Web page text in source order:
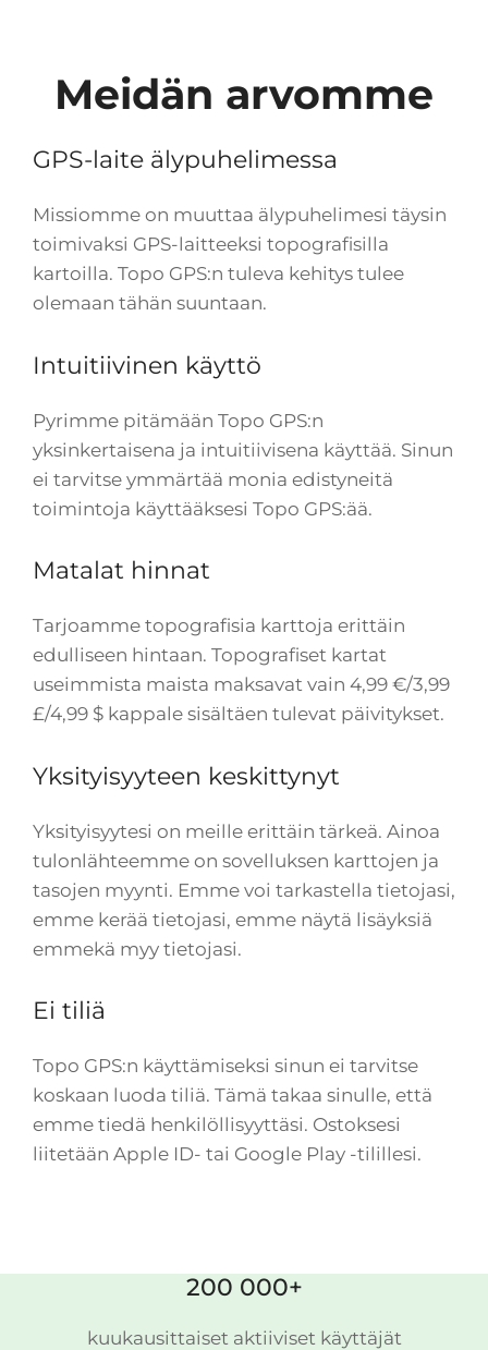
Meidän arvomme
GPS-laite älypuhelimessa
Missiomme on muuttaa älypuhelimesi täysin
toimivaksi GPS-laitteeksi topografisilla
kartoilla. Topo GPS:n tuleva kehitys tulee
olemaan tähän suuntaan.
Intuitiivinen käyttö
Pyrimme pitämään Topo GPS:n
yksinkertaisena ja intuitiivisena käyttää. Sinun
ei tarvitse ymmärtää monia edistyneitä
toimintoja käyttääksesi Topo GPS:ää.
Matalat hinnat
Tarjoamme topografisia karttoja erittäin
edulliseen hintaan. Topografiset kartat
useimmista maista maksavat vain 4,99 €/3,99
£/4,99 $ kappale sisältäen tulevat päivitykset.
Yksityisyyteen keskittynyt
Yksityisyytesi on meille erittäin tärkeä. Ainoa
tulonlähteemme on sovelluksen karttojen ja
tasojen myynti. Emme voi tarkastella tietojasi,
emme kerää tietojasi, emme näytä lisäyksiä
emmekä myy tietojasi.
Ei tiliä
Topo GPS:n käyttämiseksi sinun ei tarvitse
koskaan luoda tiliä. Tämä takaa sinulle, että
emme tiedä henkilöllisyyttäsi. Ostoksesi
liitetään Apple ID- tai Google Play -tilillesi.
200 000+
kuukausittaiset aktiiviset käyttäjät